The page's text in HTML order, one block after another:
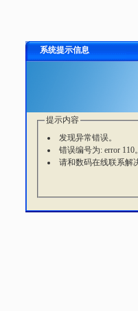
系统提示信息
提示内容
发现异常错误。
错误编号为: error 110
请和数码在线联系解